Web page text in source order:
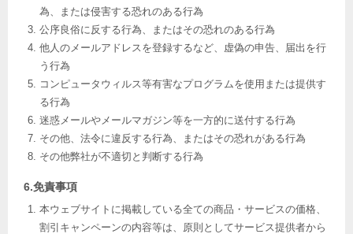
為、または侵害する恐れのある行為
公序良俗に反する行為、またはその恐れのある行為
他人のメールアドレスを登録するなど、虚偽の申告、届出を行
う行為
コンピュータウィルス等有害なプログラムを使用または提供す
る行為
迷惑メールやメールマガジン等を一方的に送付する行為
その他、法令に違反する行為、またはその恐れがある行為
その他弊社が不適切と判断する行為
6.免責事項
本ウェブサイトに掲載している全ての商品・サービスの価格、
割引キャンペーンの内容等は、原則としてサービス提供者から